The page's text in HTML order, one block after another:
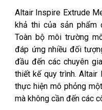
Altair Inspire Extrude
khả thi của sản phẩm
Toàn bộ môi trường
đáp ứng nhiều đối
đầu đến các chuyên
thiết kế quy trình.
thực hiện mô phỏng
mà không cần đến các